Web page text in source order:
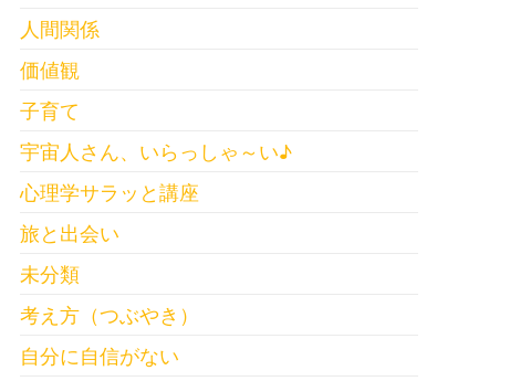
人間関係
価値観
子育て
宇宙人さん、いらっしゃ～い♪
心理学サラッと講座
旅と出会い
未分類
考え方（つぶやき）
自分に自信がない